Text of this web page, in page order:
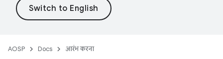
AOSP Docs आरंभ करना